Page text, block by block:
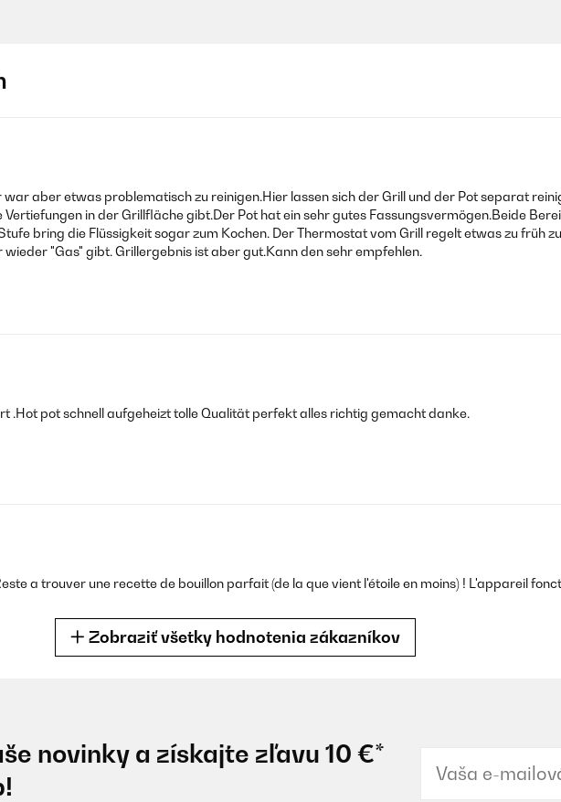
war aber etwas problematisch zu reinigen.Hier lassen sich der Grill und der Pot separat
in der Grillfläche gibt.Der Pot hat ein sehr gutes Fassungsvermögen.Beide
bring die Flüssigkeit sogar zum Kochen. Der Thermostat vom Grill regelt etwas zu früh
"Gas" gibt. Grillergebnis ist aber gut.Kann den sehr empfehlen.
.Hot pot schnell aufgeheizt tolle Qualität perfekt alles richtig gemacht danke.
a trouver une recette de bouillon parfait (de la que vient l'étoile en moins) ! L'appareil
a trouver une recette de bouillon parfait (de la que vient l’étoile en moins) ! L’appareil
Zobraziť všetky hodnotenia zákazníkov
novinky a získajte zľavu 10 €*